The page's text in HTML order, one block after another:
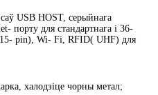
USB HOST, серыйнага
порту для стандартнага і 36-
15- pin), Wi- Fi, RFID( UHF) для
халодзіце чорны метал;